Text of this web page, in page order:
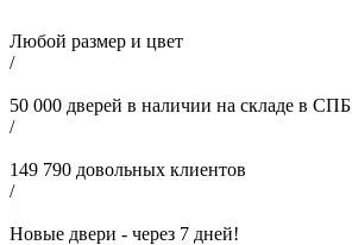
Любой размер и цвет
/
50 000 дверей в наличии на складе в СПБ
/
149 790 довольных клиентов
/
Новые двери - через 7 дней!